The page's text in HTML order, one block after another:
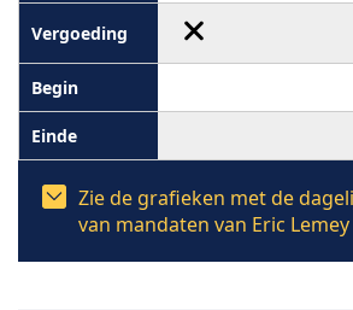
Zie de grafieken met de
van mandaten van Eric